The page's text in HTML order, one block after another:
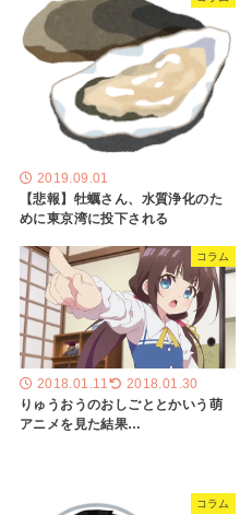
2019.09.01
【悲報】牡蠣さん、水質浄化のた
めに東京湾に投下される
コラム
2018.01.11 2018.01.30
りゅうおうのおしごととかいう萌
アニメを見た結果…
コラム